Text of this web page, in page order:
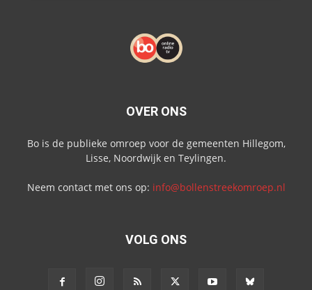
OVER ONS
Bo is de publieke omroep voor de gemeenten Hillegom,
Lisse, Noordwijk en Teylingen.
Neem contact met ons op: info@bollenstreekomroep.nl
VOLG ONS